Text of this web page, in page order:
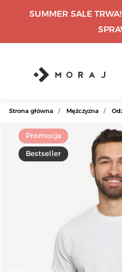
SUMMER SALE
Strona główna Mężczyzna
Promocja
Bestseller